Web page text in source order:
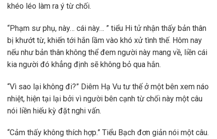
khéo léo làm ra ý từ chối.
“Phạm sư phụ, này… cái này… ” tiểu Hi tử nhận thấy bản thân
bị khướt từ, khiến tới hắn lầm vào khó xử tình thế. Hôm nay
nếu như bản thân không thể đem người này mang về, liền cái
kia người đó khẳng định sẽ không bỏ qua hắn.
“Vì sao lại không đi?” Diêm Hạ Vu tư thế ở một bên xem náo
nhiệt, hiện tại lại bởi vì người bên cạnh từ chối này một câu
nói liền hiếu kỳ đặt nghi vấn.
“Cảm thấy không thích hợp.” Tiểu Bạch đơn giản nói một câu.